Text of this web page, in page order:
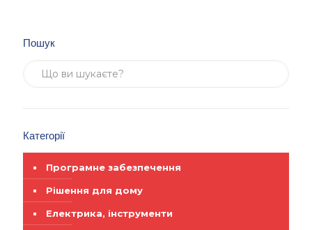
Пошук
Категорії
Програмне забезпечення
Рішення для дому
Електрика, інструменти